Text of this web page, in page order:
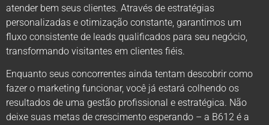
atender bem seus clientes. Através de estratégias
personalizadas e otimização constante, garantimos um
fluxo consistente de leads qualificados para seu negócio,
transformando visitantes em clientes fiéis.
Enquanto seus concorrentes ainda tentam descobrir como
fazer o marketing funcionar, você já estará colhendo os
resultados de uma gestão profissional e estratégica. Não
deixe suas metas de crescimento esperando – a B612 é a